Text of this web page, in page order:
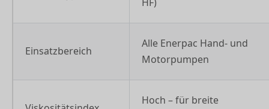
Einsatzbereich
Alle Enerpac Hand- und
Motorpumpen
Hoch – für breite